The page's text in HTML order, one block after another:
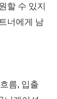
할 수 있지
너에게 남
름, 입출